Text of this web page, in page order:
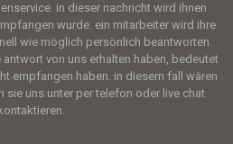
in dieser nachricht wird ihnen
wurde. ein mitarbeiter wird ihre
wie möglich persönlich beantworten.
von uns erhalten haben, bedeutet
empfangen haben. in diesem fall wären
sie uns unter per telefon oder live chat
kontaktieren.